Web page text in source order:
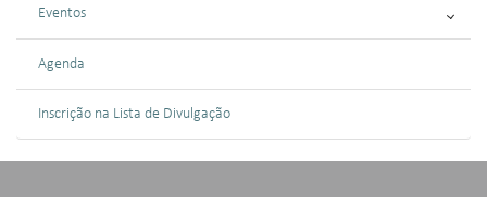
Eventos
Agenda
Inscrição na Lista de Divulgação